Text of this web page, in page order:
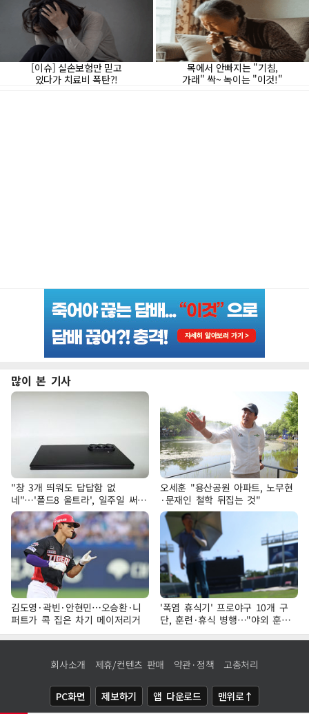
많이 본 기사
"창 3개 띄워도 답답함 없
네"…'폴드8 울트라', 일주일 써보
니
오세훈 "용산공원 아파트, 노무현
·문재인 철학 뒤집는 것"
김도영·곽빈·안현민…오승환·니
퍼트가 콕 집은 차기 메이저리거
'폭염 휴식기' 프로야구 10개 구
단, 훈련·휴식 병행…"야외 훈련
해도 안전 최우선"
회사소개 제휴/컨텐츠 판매 약관·정책 고충처리
PC화면 제보하기 앱 다운로드 맨위로↑